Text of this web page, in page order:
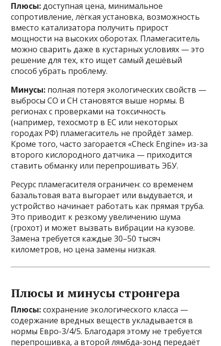
Плюсы:доступная цена, минимальное
сопротивление, лёгкая установка, возможность
вместо катализатора получить прирост
мощности на высоких оборотах. Пламегаситель
можно сварить даже в кустарных условиях — это
решение для тех, кто ищет самый дешёвый
способ убрать проблему.
Минусы: полная потеря экологических свойств —
выбросы CO и CH становятся выше нормы. В
регионах с проверками на токсичность
(например, техосмотр в ЕС или некоторых
городах РФ) пламегаситель не пройдёт замер.
Кроме того, часто загорается «Check Engine» из-за
второго кислородного датчика — приходится
ставить обманку или перепрошивать ЭБУ.
Ресурс пламегасителя ограничен: со временем
базальтовая вата выгорает или выдувается, и
устройство начинает работать как прямая труба.
Это приводит к резкому увеличению шума
(грохот) и может вызвать вибрации на кузове.
Замена требуется каждые 30–50 тысяч
километров, но цена замены низкая.
Плюсы и минусы стронгера
Плюсы:сохранение экологического класса —
содержание вредных веществ укладывается в
нормы Евро-3/4/5. Благодаря этому не требуется
перепрошивка, а второй лямбда-зонд передаёт